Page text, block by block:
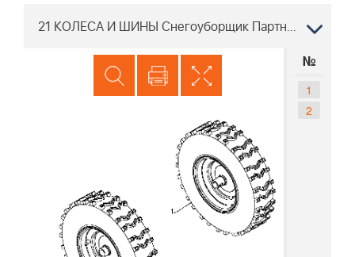
21 КОЛЕСА И ШИНЫ Снегоуборщик Партнер PSB240, 96191003500, 2009-10
№
1
2